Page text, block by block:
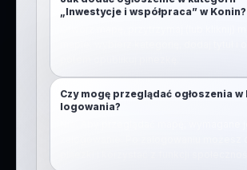
„Inwestycje i współpraca” w Konin?
Czy mogę przeglądać ogłoszenia w
logowania?